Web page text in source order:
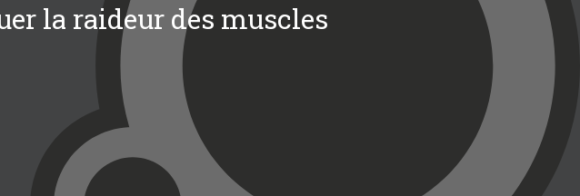
la raideur des muscles